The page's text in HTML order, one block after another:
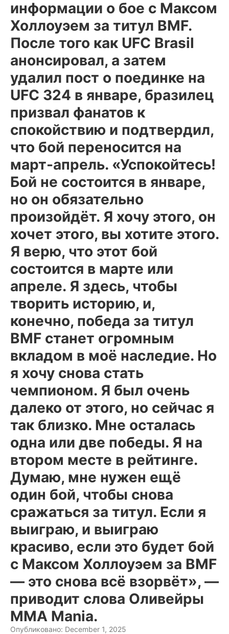
информации о бое с Максом
Холлоуэем за титул BMF.
После того как UFC Brasil
анонсировал, а затем
удалил пост о поединке на
UFC 324 в январе, бразилец
призвал фанатов к
спокойствию и подтвердил,
что бой переносится на
март-апрель. «Успокойтесь!
Бой не состоится в январе,
но он обязательно
произойдёт. Я хочу этого, он
хочет этого, вы хотите этого.
Я верю, что этот бой
состоится в марте или
апреле. Я здесь, чтобы
творить историю, и,
конечно, победа за титул
BMF станет огромным
вкладом в моё наследие. Но
я хочу снова стать
чемпионом. Я был очень
далеко от этого, но сейчас я
так близко. Мне осталась
одна или две победы. Я на
втором месте в рейтинге.
Думаю, мне нужен ещё
один бой, чтобы снова
сражаться за титул. Если я
выиграю, и выиграю
красиво, если это будет бой
с Максом Холлоуэем за BMF
— это снова всё взорвёт», —
приводит слова Оливейры
MMA Mania.
Опубликовано: December 1, 2025